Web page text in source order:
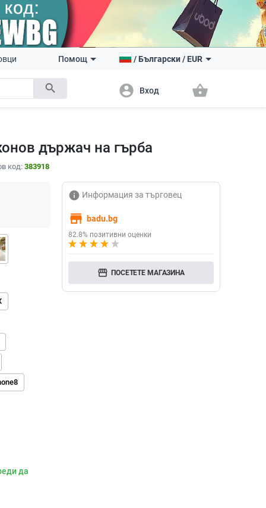
search
Помощ /Български/ EUR
account_circle Вход shopping_basket
държач на гърба
код: 383918
да
info Информация за търговец
store badu.bg
82.8% позитивни оценки
storefront ПОСЕТЕТЕ МАГАЗИНА